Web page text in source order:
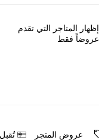
ﺇﻇﻬﺎﺭ اﻟﻤﺘﺎﺟﺮ اﻟﺘﻲ ﺗﻘﺪﻡ
ﻋﺮﻭﺿﺎً ﻓﻘﻂ
ﻋﺮﻭﺽ اﻟﻤﺘﺠﺮ